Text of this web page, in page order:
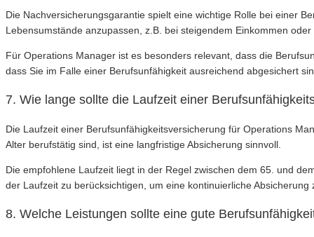
Die Nachversicherungsgarantie spielt eine wichtige Rolle bei einer
Lebensumstände anzupassen, z.B. bei steigendem Einkommen
Für Operations Manager ist es besonders relevant, dass die
dass Sie im Falle einer Berufsunfähigkeit ausreichend abgesichert
7. Wie lange sollte die Laufzeit einer
Die Laufzeit einer Berufsunfähigkeitsversicherung für Operations
Alter berufstätig sind, ist eine langfristige Absicherung sinnvoll.
Die empfohlene Laufzeit liegt in der Regel zwischen dem 65. und
der Laufzeit zu berücksichtigen, um eine kontinuierliche Absicherung
8. Welche Leistungen sollte eine gute